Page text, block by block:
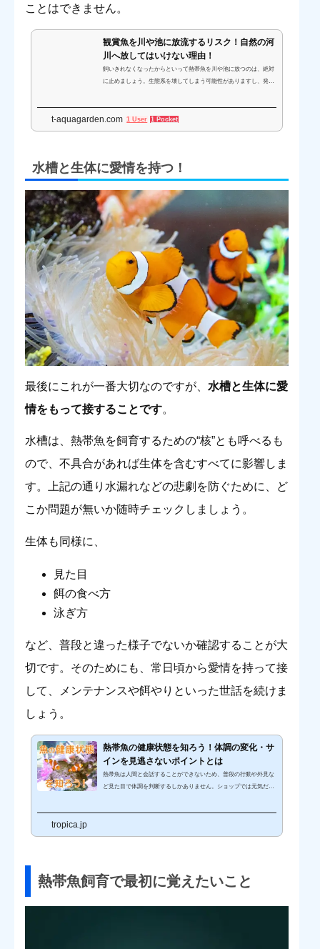
ことはできません。
観賞魚を川や池に放流するリスク！自然の河
川へ放してはいけない理由！
飼いきれなくなったからといって熱帯魚を川や池に放つのは、絶対
に止めましょう。生態系を壊してしまう可能性がありますし、発覚
t-aquagarden.com 1 User 1 Pocket
水槽と生体に愛情を持つ！
最後にこれが一番大切なのですが、 水槽と生体に愛
情をもって接することです。
水槽は、熱帯魚を飼育するための“核”とも呼べるも
ので、不具合があれば生体を含むすべてに影響しま
す。上記の通り水漏れなどの悲劇を防ぐために、ど
こか問題が無いか随時チェックしましょう。
生体も同様に、
見た目
餌の食べ方
泳ぎ方
など、普段と違った様子でないか確認することが大
切です。そのためにも、常日頃から愛情を持って接
して、メンテナンスや餌やりといった世話を続けま
しょう。
熱帯魚の健康状態を知ろう！体調の変化・サ
インを見逃さないポイントとは
熱帯魚は人間と会話することができないため、普段の行動や外見な
ど見た目で体調を判断するしかありません。ショップでは元気だっ
ともあります。熱帯魚を長生きさせるには、餌やりのときなどに短
tropica.jp
熱帯魚飼育で最初に覚えたいこと